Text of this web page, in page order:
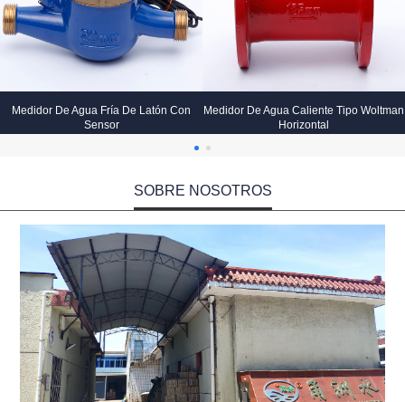
Medidor De Agua Fría De Latón Con
Sensor
Medidor De Agua Caliente Tipo Woltman
Horizontal
SOBRE NOSOTROS